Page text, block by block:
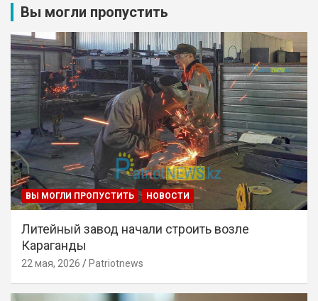
Вы могли пропустить
ВЫ МОГЛИ ПРОПУСТИТЬ НОВОСТИ
Литейный завод начали строить возле
Караганды
22 мая, 2026 Patriotnews